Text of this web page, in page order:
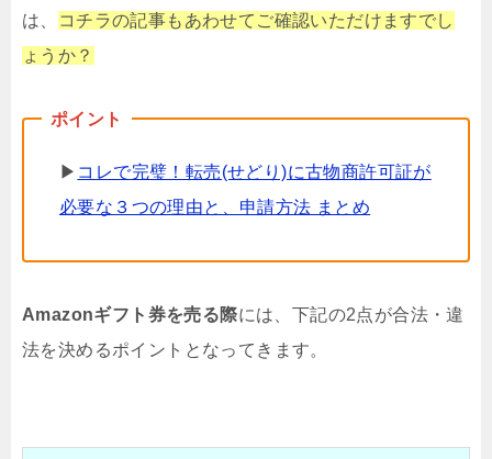
は、
コチラの記事も あわせてご確認いただけますでし
ょうか？
▶ コレで完璧！転売(せどり)に古物商許可証が
必要な３つの理由と、申請方法 まとめ
Amazonギフト券を売る際には、下記の2点が合法・違
法を決めるポイントとなってきます。